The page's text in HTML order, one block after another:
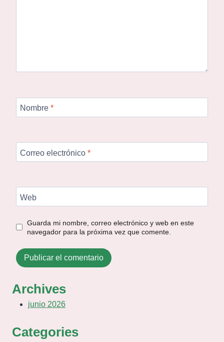
Nombre *
Correo electrónico *
Web
Guarda mi nombre, correo electrónico y web en este
navegador para la próxima vez que comente.
Archives
junio 2026
Categories